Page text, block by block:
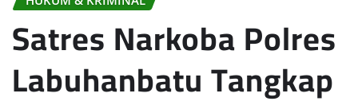
Satres Narkoba Polres
Labuhanbatu Tangkap